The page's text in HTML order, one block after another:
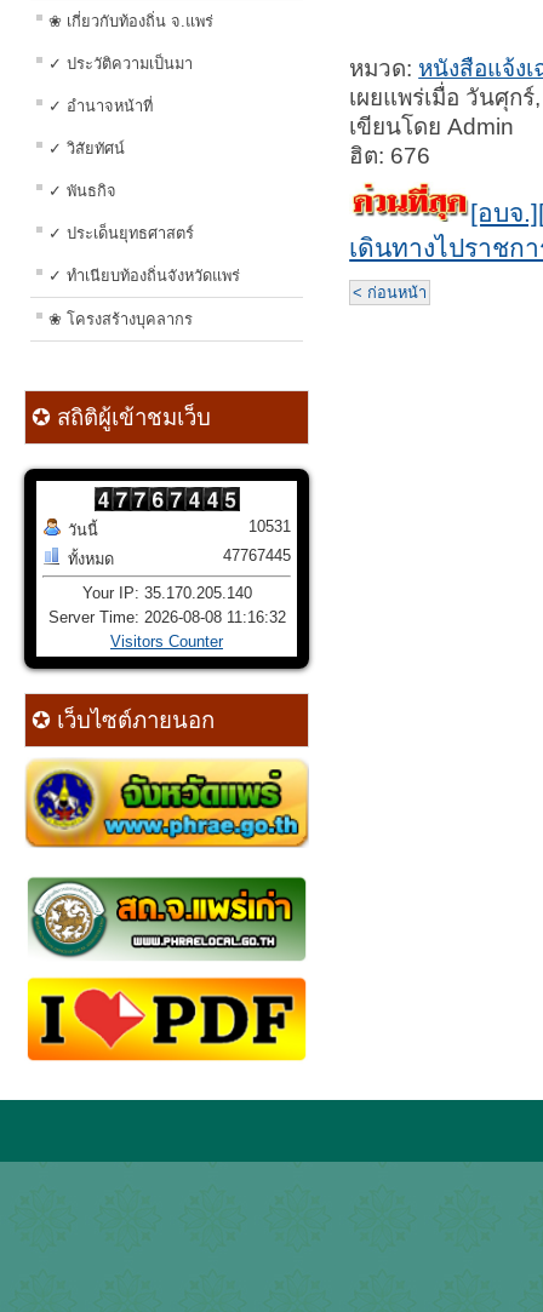
❀ เกี่ยวกับท้องถิ่น จ.แพร่
✓ ประวัติความเป็นมา
✓ อำนาจหน้าที่
✓ วิสัยทัศน์
✓ พันธกิจ
✓ ประเด็นยุทธศาสตร์
✓ ทำเนียบท้องถิ่นจังหวัดแพร่
❀ โครงสร้างบุคลากร
✪ สถิติผู้เข้าชมเว็บ
วันนี้
ทั้งหมด
10531
47767445
Your IP: 35.170.205.140
Server Time: 2026-08-08 11:16:32
Visitors Counter
✪ เว็บไซต์ภายนอก
หมวด: หนังสือแจ้ง
เผยแพร่เมื่อ วันศุก
เขียนโดย Admin
ฮิต: 676
[อบจ
เดินทางไปราชก
< ก่อนหน้า